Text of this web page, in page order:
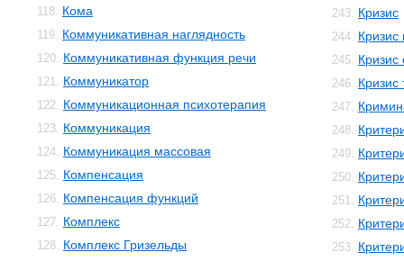
118. Кома
119. Коммуникативная наглядность
120. Коммуникативная функция речи
121. Коммуникатор
122. Коммуникационная психотерапия
123. Коммуникация
124. Коммуникация массовая
125. Компенсация
126. Компенсация функций
127. Комплекс
128. Комплекс Гризельды
243. Кризис
244. Кризис
245. Кризис
246. Кризис
247.
248.
249.
250.
251.
252.
253.